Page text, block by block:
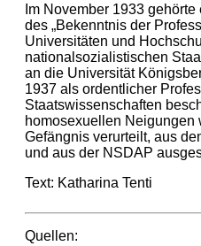
Im November 1933
des „Bekenntnis der
Universitäten und
nationalsozialistischen
an die Universität
1937 als ordentlicher
Staatswissenschaften
homosexuellen Neigungen
Gefängnis verurteilt, aus
und aus der NSDAP
Text: Katharina Tenti
Quellen: